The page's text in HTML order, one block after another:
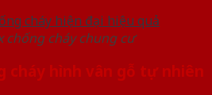
chống cháy chung cư
cháy hình vân gỗ tự nhiên